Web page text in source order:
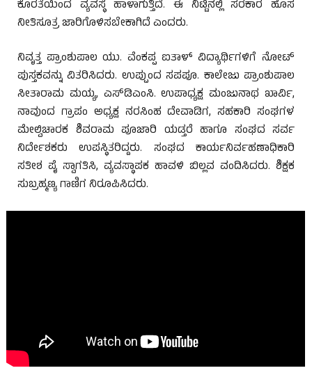
ಕೊರತೆಯಿಂದ ವ್ಯವಸ್ಥೆ ಹಾಳಾಗುತ್ತಿದೆ. ಈ ನಿಟ್ಟಿನಲ್ಲಿ ಸರಕಾರ ಹೊಸ
ನೀತಿಸೂತ್ರ ಜಾರಿಗೊಳಿಸಬೇಕಾಗಿದೆ ಎಂದರು.
ನಿವೃತ್ತ ಪ್ರಾಂಶುಪಾಲ ಯು. ವೆಂಕಪ್ಪ ಐತಾಳ್ ವಿದ್ಯಾರ್ಥಿಗಳಿಗೆ ನೋಟ್
ಪುಸ್ತಕವನ್ನು ವಿತರಿಸಿದರು. ಉಪ್ಪುಂದ ಸಪಪೂ. ಕಾಲೇಜು ಪ್ರಾಂಶುಪಾಲ
ಸೀತಾರಾಮ ಮಯ್ಯ, ಎಸ್‌ಡಿಎಂಸಿ. ಉಪಾಧ್ಯಕ್ಷ ಮಂಜುನಾಥ ಖಾರ್ವಿ,
ನಾವುಂದ ಗ್ರಾಪಂ ಅಧ್ಯಕ್ಷ ನರಸಿಂಹ ದೇವಾಡಿಗ, ಸಹಕಾರಿ ಸಂಘಗಳ
ಮೇಲ್ವಿಚಾರಕ ಶಿವರಾಮ ಪೂಜಾರಿ ಯಡ್ತರೆ ಹಾಗೂ ಸಂಘದ ಸರ್ವ
ನಿರ್ದೇಶಕರು ಉಪಸ್ಥಿತರಿದ್ದರು. ಸಂಘದ ಕಾರ್ಯನಿರ್ವಹಣಾಧಿಕಾರಿ
ಸತೀಶ ಪೈ ಸ್ವಾಗತಿಸಿ, ವ್ಯವಸ್ಥಾಪಕ ಹಾವಳಿ ಬಿಲ್ಲವ ವಂದಿಸಿದರು. ಶಿಕ್ಷಕ
ಸುಬ್ರಹ್ಮಣ್ಯ ಗಾಣಿಗ ನಿರೂಪಿಸಿದರು.